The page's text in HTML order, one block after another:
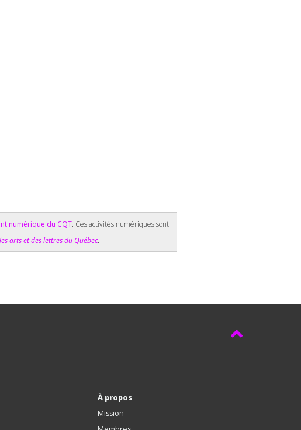
numérique du CQT. Ces activités numériques sont
arts et des lettres du Québec.​
À propos
Mission